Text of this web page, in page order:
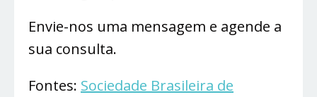
Envie-nos uma mensagem e agende a
sua consulta.
Fontes: Sociedade Brasileira de